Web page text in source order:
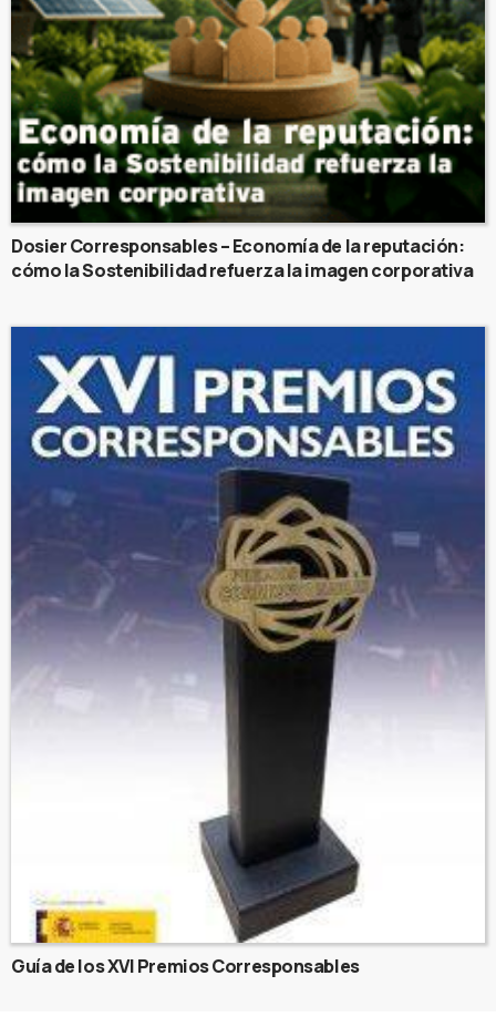
Dosier Corresponsables – Economía de la reputación:
cómo la Sostenibilidad refuerza la imagen corporativa
Guía de los XVI Premios Corresponsables